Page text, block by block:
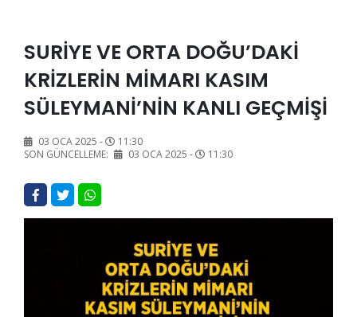
SURİYE VE ORTA DOĞU’DAKİ
KRİZLERİN MİMARI KASIM
SÜLEYMANİ’NİN KANLI GEÇMİŞİ
03 OCA 2025 -
11:30
SON GÜNCELLEME:
03 OCA 2025 - 11:30